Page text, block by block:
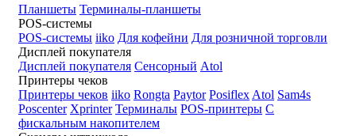
Планшеты Терминалы-планшеты
POS-системы
POS-системы iiko Для кофейни Для розничной торговли
Дисплей покупателя
Дисплей покупателя Сенсорный Atol
Принтеры чеков
Принтеры чеков iiko Rongta Paytor Posiflex Atol Sam4s
Poscenter Xprinter Терминалы POS-принтеры С
фискальным накопителем